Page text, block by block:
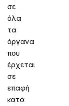
σε
όλα
τα
όργανα
που
έρχεται
σε
επαφή
κατά